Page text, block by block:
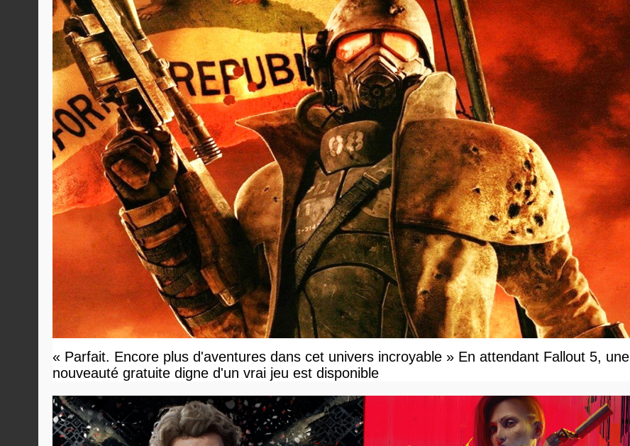
« Parfait. Encore plus d'aventures dans cet univers incroyable » En attendant Fallout 5, une
nouveauté gratuite digne d'un vrai jeu est disponible